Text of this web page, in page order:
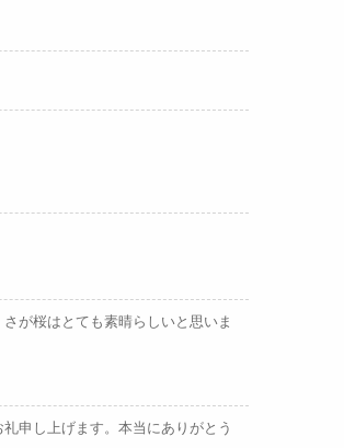
が桜はとても素晴らしいと思いま
申し上げます。本当にありがとう